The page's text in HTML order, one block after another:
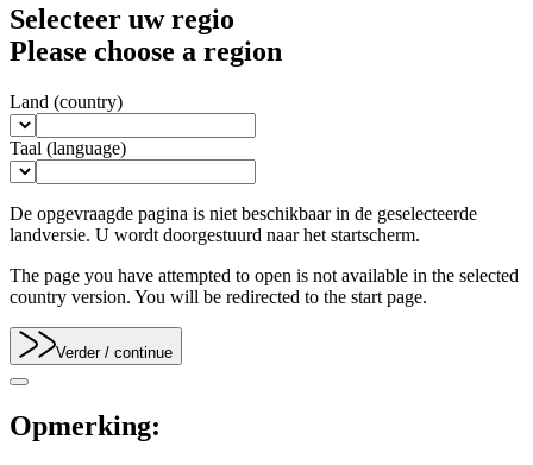
Selecteer uw regio
Please choose a region
Land (country)
Taal (language)
De opgevraagde pagina is niet beschikbaar in de geselecteerde
landversie. U wordt doorgestuurd naar het startscherm.
The page you have attempted to open is not available in the selected
country version. You will be redirected to the start page.
Verder / continue
Opmerking: